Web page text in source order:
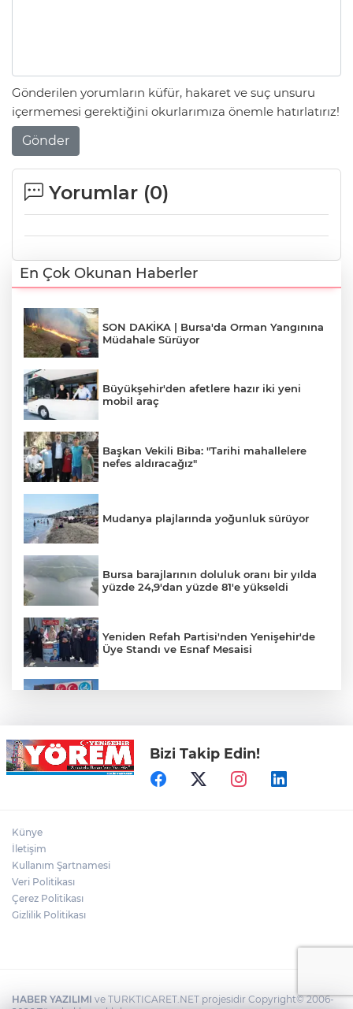
Gönderilen yorumların küfür, hakaret ve suç unsuru
içermemesi gerektiğini okurlarımıza önemle hatırlatırız!
Gönder
Yorumlar (0)
En Çok Okunan Haberler
SON DAKİKA | Bursa'da Orman Yangınına
Müdahale Sürüyor
Büyükşehir'den afetlere hazır iki yeni
mobil araç
Başkan Vekili Biba: "Tarihi mahallelere
nefes aldıracağız"
Mudanya plajlarında yoğunluk sürüyor
Bursa barajlarının doluluk oranı bir yılda
yüzde 24,9'dan yüzde 81'e yükseldi
Yeniden Refah Partisi'nden Yenişehir'de
Üye Standı ve Esnaf Mesaisi
Açıkhava’da ‘cimri’ye alkış yağmuru
Bizi Takip Edin!
Künye
İletişim
Kullanım Şartnamesi
Veri Politikası
Çerez Politikası
Gizlilik Politikası
HABER YAZILIMI ve TURKTICARET.NET projesidir Copyright© 2006-